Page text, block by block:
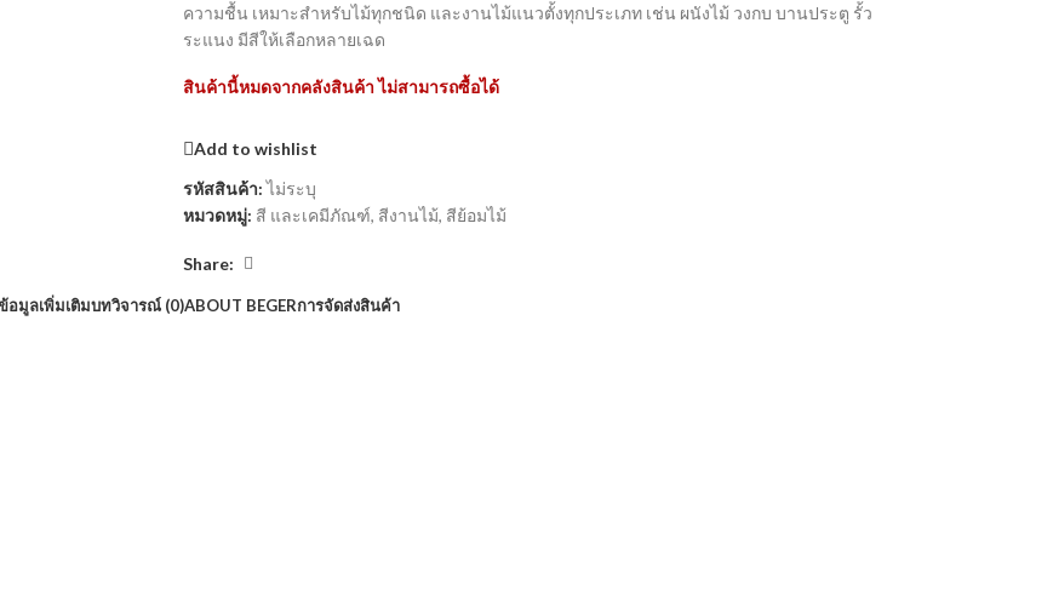
ความชื้น เหมาะสำหรับไม้ทุกชนิด และงานไม้แนวตั้งทุกประเภท เช่น ผนังไม้ วงกบ บานประตู รั้ว
ระแนง มีสีให้เลือกหลายเฉด
สินค้านี้หมดจากคลังสินค้า ไม่สามารถซื้อได้
Add to wishlist
รหัสสินค้า:ไม่ระบุ
หมวดหมู่: สี และเคมีภัณฑ์, สีงานไม้, สีย้อมไม้
Share:
อมูลเพิ่มเติมบทวิจารณ์ (0)ABOUT BEGERการจัดส่งสินค้า